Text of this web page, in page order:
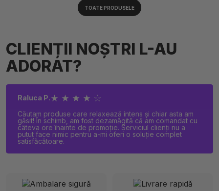
TOATE PRODUSELE
CLIENȚII NOȘTRI L-AU
ADORAT?
Raluca P.★ ★ ★ ★ ☆
Căutam produse care relaxează intens și chiar asta am
găsit! În schimb, am fost dezamăgită că am comandat cu
câteva ore înainte de promoție. Serviciul clienți nu a
putut face nimic pentru a-mi oferi o soluție complet
satisfăcătoare.